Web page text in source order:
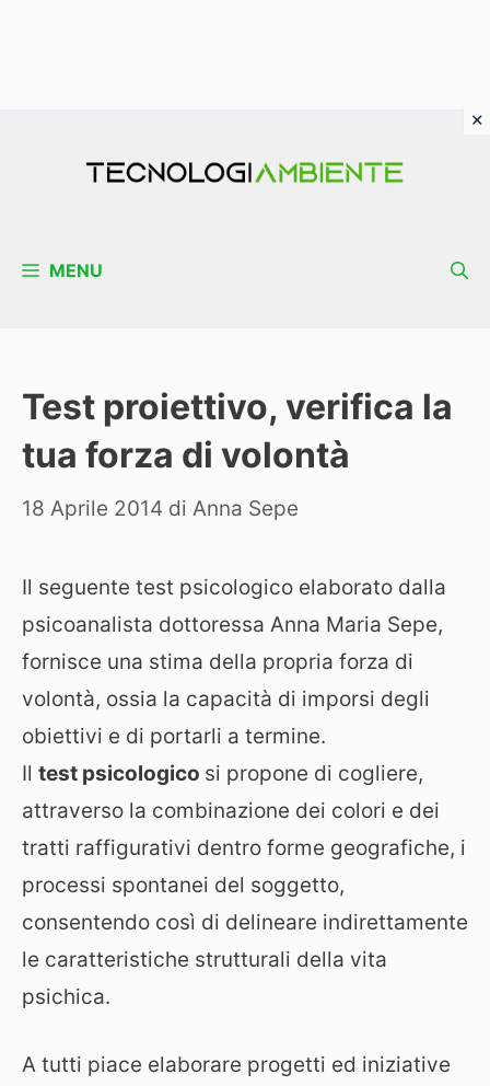
MENU
Test proiettivo, verifica la
tua forza di volontà
18 Aprile 2014 di Anna Sepe
Il seguente test psicologico elaborato dalla
psicoanalista dottoressa Anna Maria Sepe,
fornisce una stima della propria forza di
volontà, ossia la capacità di imporsi degli
obiettivi e di portarli a termine.
Il test psicologico si propone di cogliere,
attraverso la combinazione dei colori e dei
tratti raffigurativi dentro forme geografiche, i
processi spontanei del soggetto,
consentendo così di delineare indirettamente
le caratteristiche strutturali della vita
psichica.
A tutti piace elaborare progetti ed iniziative